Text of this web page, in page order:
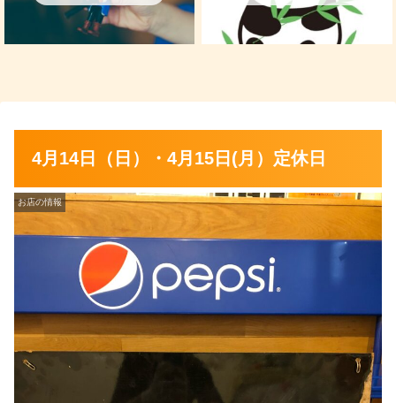
4月14日（日）・4月15日(月）定休日
お店の情報